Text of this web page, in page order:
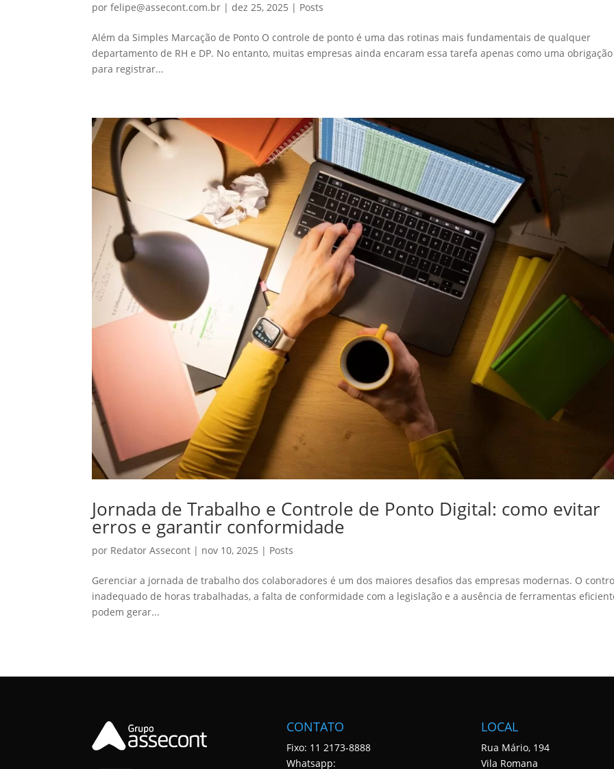
porfelipe@assecont.com.br |dez 25, 2025 | Posts
Além da Simples Marcação de Ponto O controle de ponto é uma das rotinas mais fundamentais de qualquer
departamento de RH e DP. No entanto, muitas empresas ainda encaram essa tarefa apenas como uma obrigação
para registrar...
Jornada de Trabalho e Controle de Ponto Digital: como evitar
erros e garantir conformidade
por Redator Assecont | nov 10, 2025 | Posts
Gerenciar a jornada de trabalho dos colaboradores é um dos maiores desafios das empresas modernas. O
inadequado de horas trabalhadas, a falta de conformidade com a legislação e a ausência de ferramentas
podem gerar...
CONTATO
Fixo: 11 2173-8888
Whatsapp:
LOCAL
Rua Mário, 194
Vila Romana